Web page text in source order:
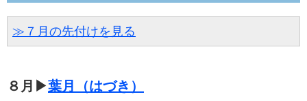
≫７月の先付けを見る
８月▶葉月（はづき）